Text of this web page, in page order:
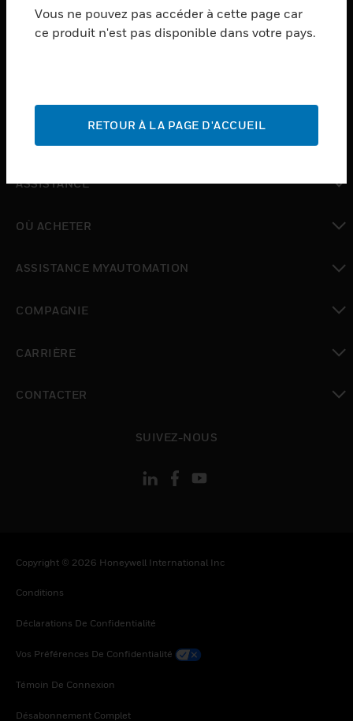
PRODUCTS
toggle view
INDUSTRIES
ASSISTANCE
OÙ ACHETER
ASSISTANCE MYAUTOMATION
COMPAGNIE
CARRIÈRE
CONTACTER
SUIVEZ-NOUS
Copyright © 2026 Honeywell International Inc
Conditions
Déclarations De Confidentialité
Vos Préférences De Confidentialité
Témoin De Connexion
Désabonnement Complet
Vous ne pouvez pas accéder à cette page car
ce produit n'est pas disponible dans votre pays.
RETOUR À LA PAGE D'ACCUEIL